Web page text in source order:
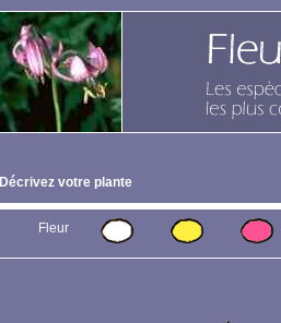
Décrivez votre plante
Fleur